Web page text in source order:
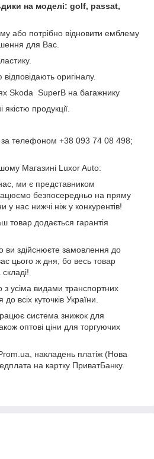
на моделі: golf, passat,
або потрібно відновити емблему
для Вас.
оригіналу.
Skoda SuperB на багажнику
продукції.
за телефоном +38 093 74 08 498;
Магазині Luxor Auto:
ми є представником
безпосередньо на пряму
у нас нижчі ніж у конкурентів!
товар додається гарантія
ви здійснюєте замовлення до
цього ж дня, бо весь товар
усіма видами транспортних
всіх куточків України.
система знижок для
оптові ціни для торгуючих
накладень платіж (Нова
на картку ПриватБанку.